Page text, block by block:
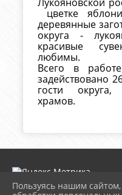
цветке
деревянные
округа -
красивые
любимы.
Всего в
задействовано
гости
храмов.
Пользуясь нашим